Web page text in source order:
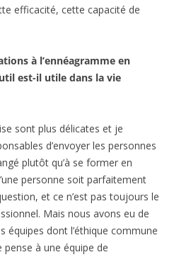
efficacité, cette capacité de
à l’ennéagramme en
est-il utile dans la vie
sont plus délicates et je
d’envoyer les personnes
plutôt qu’à se former en
personne soit parfaitement
et ce n’est pas toujours le
Mais nous avons eu de
équipes dont l’éthique commune
pense à une équipe de